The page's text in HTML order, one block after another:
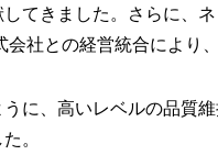
てきました。さらに
社との経営統合により
に、高いレベルの品
。